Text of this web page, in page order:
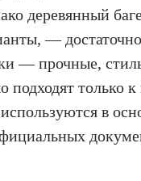
деревянный
—
— прочные,
подходят только
в